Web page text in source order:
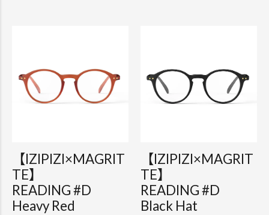
【IZIPIZI×MAGRIT
TE】
READING #D
Heavy Red
【IZIPIZI×MAGRIT
TE】
READING #D
Black Hat